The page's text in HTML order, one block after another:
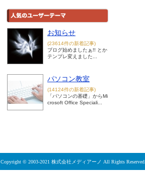
お知らせ
(23614件の新着記事)
ブログ始めましたぁ!! とか
テンプレ変えました...
パソコン教室
(14124件の新着記事)
「パソコンの基礎」からMi
crosoft Office Speciali...
Copyright © 2003-2021 株式会社メディアーノ All Rights Reserved.